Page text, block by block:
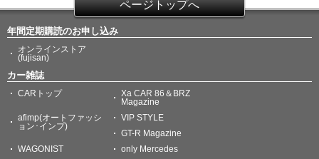
ページトップへ
年間定期購読のお申し込み
オンラインストア
(fujisan)
カー雑誌
CARトップ
Xa CAR 86＆BRZ
Magazine
afimp(オートファッシ
ョン･インプ)
VIP STYLE
GT-R Magazine
WAGONIST
only Mercedes